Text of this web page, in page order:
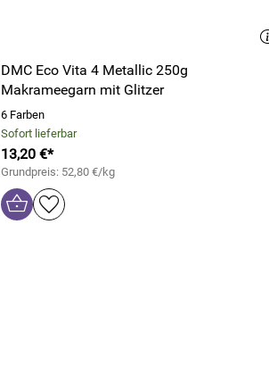
DMC Eco Vita 4 Metallic 250g
Makrameegarn mit Glitzer
6 Farben
Sofort lieferbar
13,20 €*
Grundpreis: 52,80 €/kg